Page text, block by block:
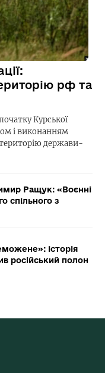
рф та
Курської
і виконанням
територію держави-
Ращук: «Воєнні
спільного з
історія
російський полон